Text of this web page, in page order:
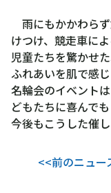
雨にもかかわら
けつけ、競走車に
児童たちを驚かせ
ふれあいを肌で感
名輪会のイベント
どもたちに喜んで
今後もこうした催
<<前のニュー